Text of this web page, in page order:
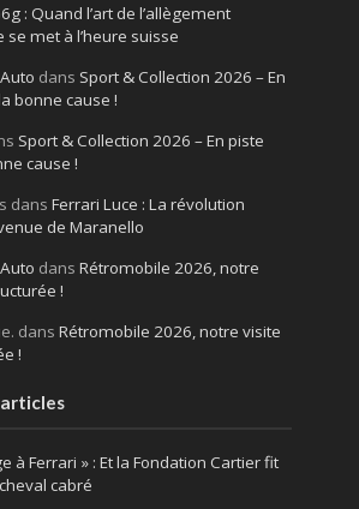
: Quand l’art de l’allègement
met à l’heure suisse
dans Sport & Collection 2026 – En
bonne cause !
Sport & Collection 2026 – En piste
cause !
dans Ferrari Luce : La révolution
de Maranello
dans Rétromobile 2026, notre
!
dans Rétromobile 2026, notre visite
!
à Ferrari » : Et la Fondation Cartier fit
cabré